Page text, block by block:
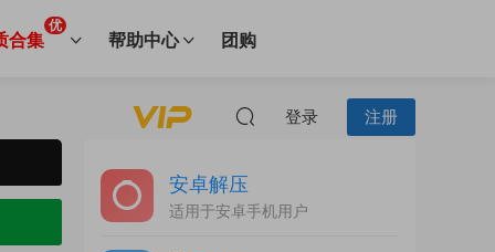
合集
优
帮助中心 团购
登录 注册
安卓解压
适用于安卓手机用户